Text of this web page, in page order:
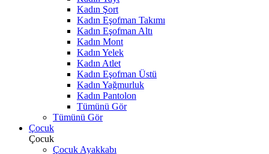
Kadın Şort
Kadın Eşofman Takımı
Kadın Eşofman Altı
Kadın Mont
Kadın Yelek
Kadın Atlet
Kadın Eşofman Üstü
Kadın Yağmurluk
Kadın Pantolon
Tümünü Gör
Tümünü Gör
Çocuk
Çocuk
Çocuk Ayakkabı